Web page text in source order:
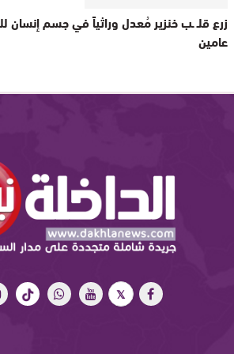
زرع قلـ ـب خنزير مُعدل وراثياً في جسم إنسان
عامين